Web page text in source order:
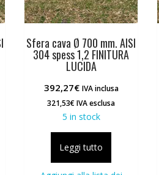
Sfera cava Ø 700 mm. AISI
304 spess 1,2 FINITURA
LUCIDA
392,27€ IVA inclusa
321,53€IVA esclusa
5 in stock
Leggi tutto